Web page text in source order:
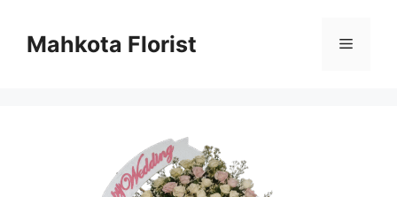
Mahkota Florist